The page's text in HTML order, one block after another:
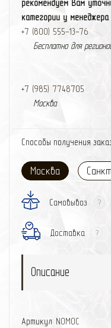
рекомендуем Вам
категории у
+7 (800) 555-13-76
Бесплатно для
+7 (985) 7748705
Москва
Способы получения
Москва
Самовывоз ?
Доставка ?
Описание
Артикул: NOMOC